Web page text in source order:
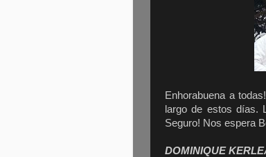
Enhorabuena a
largo de estos días.
Seguro! Nos espera
DOMINIQUE